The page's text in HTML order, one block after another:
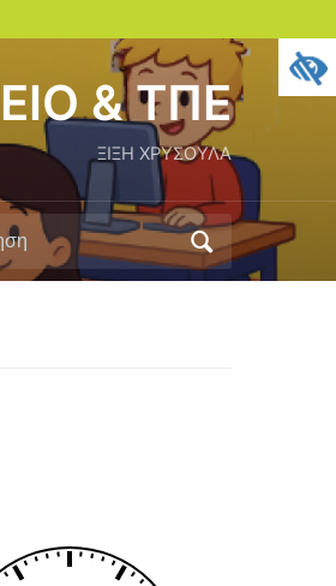
& ΤΠΕ
ΞΙΞΗ ΧΡΥΣΟΥΛΑ